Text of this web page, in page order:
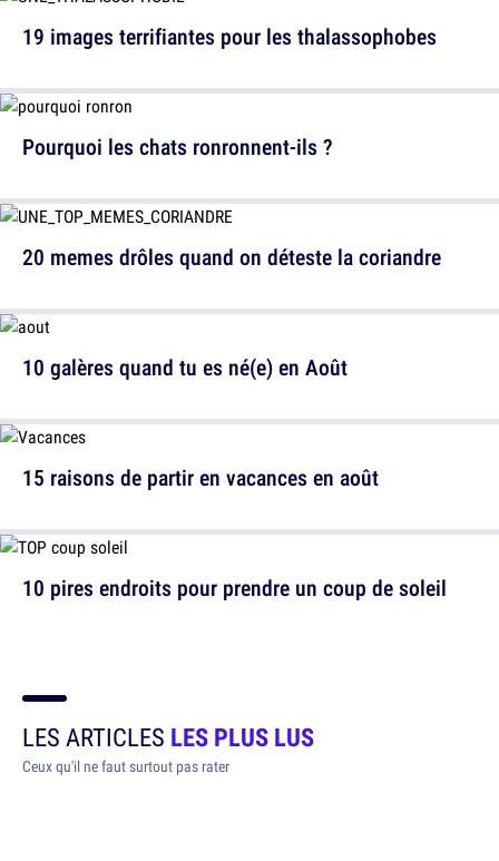
19 images terrifiantes pour les thalassophobes
20 memes drôles quand on déteste la coriandre
15 raisons de partir en vacances en août
Pourquoi les chats ronronnent-ils ?
10 galères quand tu es né(e) en Août
10 pires endroits pour prendre un coup de soleil
LES ARTICLES LES PLUS LUS
Ceux qu'il ne faut surtout pas rater